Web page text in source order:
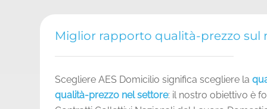
Miglior rapporto qualità-prezzo sul
Scegliere AES Domicilio significa scegliere la
qualità-prezzo nel settore: il nostro obiettivo è